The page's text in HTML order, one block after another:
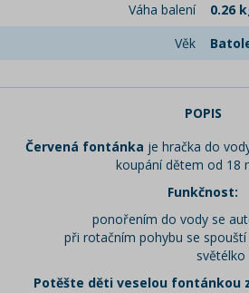
Váha balení
0.26
Věk
POPIS
Červená fontánka je hračka do
koupání dětem od 18
Funkčnost:
ponořením do vody se
při rotačním pohybu se
světélko
Potěšte děti veselou fontánkou